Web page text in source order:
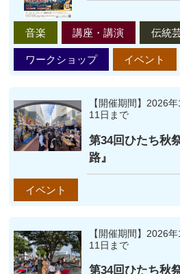
音楽 講座・講演 伝統
ワークショップ イベント
【開催期間】2026
11日まで
第34回ひたち秋
路』
イベント
【開催期間】2026
11日まで
第34回ひたち秋